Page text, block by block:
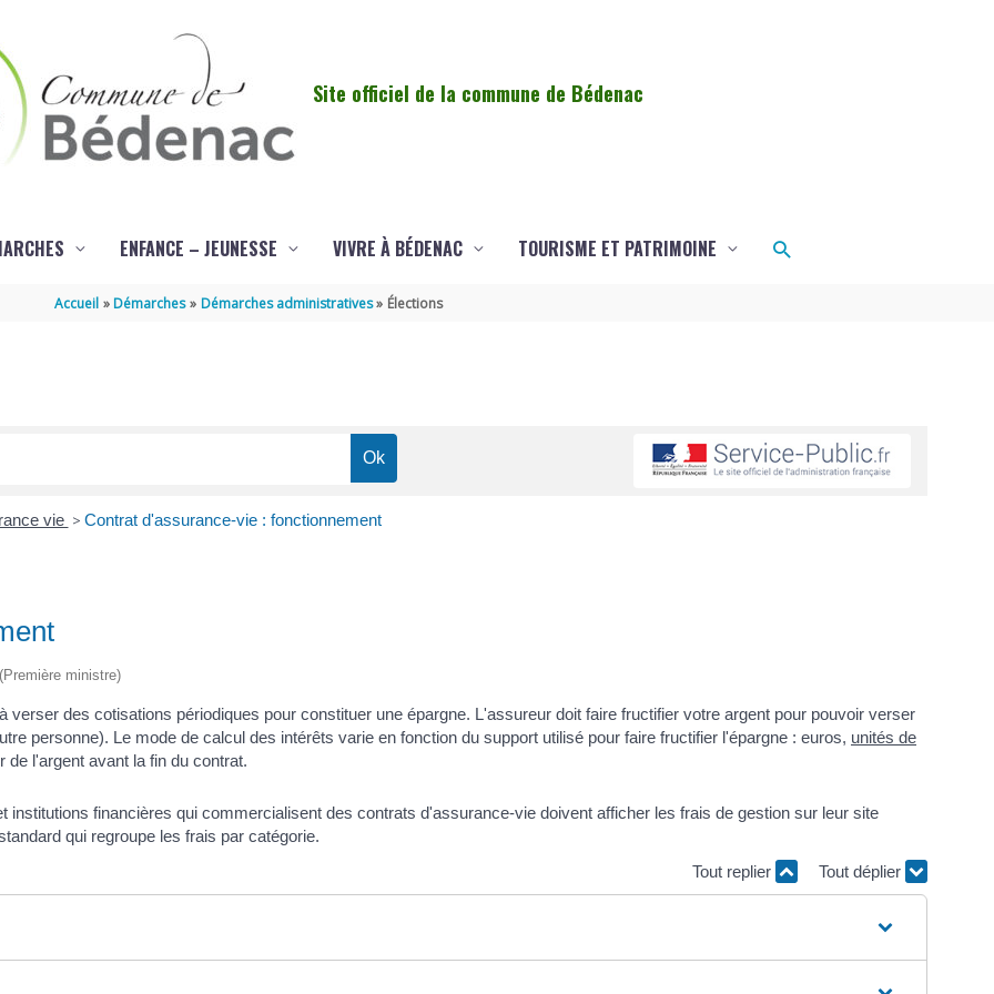
Site officiel de la commune de Bédenac
ENFANCE – JEUNESSE VIVRE À BÉDENAC TOURISME ET PATRIMOINE Rechercher
Accueil Démarches Démarches administratives Élections
vie > Contrat d'assurance-vie : fonctionnement
ministre)
des cotisations périodiques pour constituer une épargne. L'assureur doit faire fructifier votre argent pour pouvoir verser
personne). Le mode de calcul des intérêts varie en fonction du support utilisé pour faire fructifier l'épargne : euros, unités de
l'argent avant la fin du contrat.
institutions financières qui commercialisent des contrats d'assurance-vie doivent afficher les frais de gestion sur leur site
qui regroupe les frais par catégorie.
Tout replier
Tout déplier